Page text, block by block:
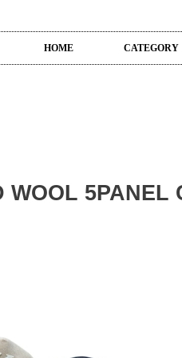
HOME CATEGORY
WOOL 5PANEL